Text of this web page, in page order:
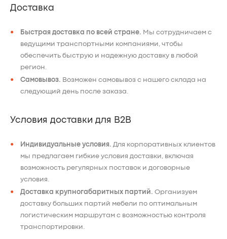
Доставка
Быстрая доставка по всей стране. Мы сотрудничаем с
ведущими транспортными компаниями, чтобы
обеспечить быструю и надежную доставку в любой
регион.
Самовывоз. Возможен самовывоз с нашего склада на
следующий день после заказа.
Условия доставки для B2B
Индивидуальные условия. Для корпоративных клиентов
мы предлагаем гибкие условия доставки, включая
возможность регулярных поставок и договорные
условия.
Доставка крупногабаритных партий. Организуем
доставку больших партий мебели по оптимальным
логистическим маршрутам с возможностью контроля
транспортировки.